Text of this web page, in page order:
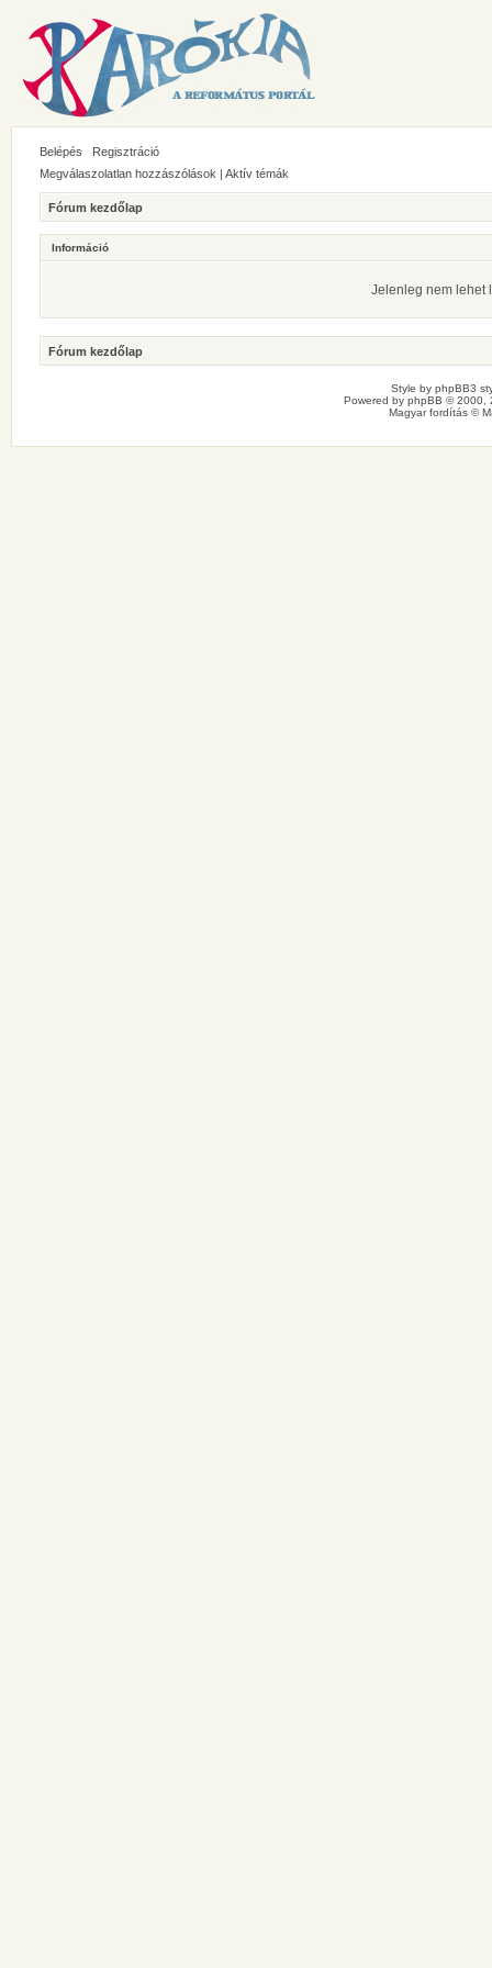
Belépés
Regisztráció
Megválaszolatlan hozzászólások | Aktív témák
Fórum kezdőlap
Információ
Jelenleg nem lehet
Fórum kezdőlap
Style by phpBB3
Powered by phpBB © 2000,
Magyar fordítás ©